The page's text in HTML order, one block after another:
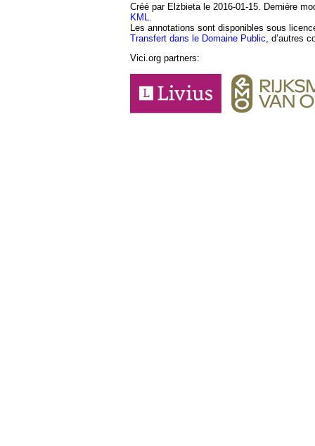
Créé par Elżbieta le 2016-01-15. Dernière
KML
Les annotations sont disponibles sous
Transfert dans le Domaine Public , d’autres
Vici.org partners: